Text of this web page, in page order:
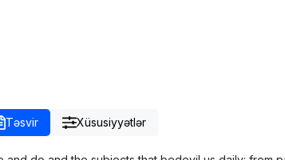
Təsvir Xüsusiyyətlər